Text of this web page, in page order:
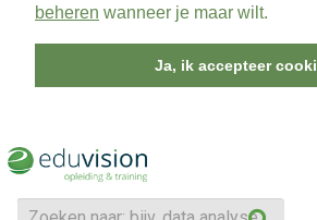
beheren wanneer je maar wilt.
Ja, ik accepteer